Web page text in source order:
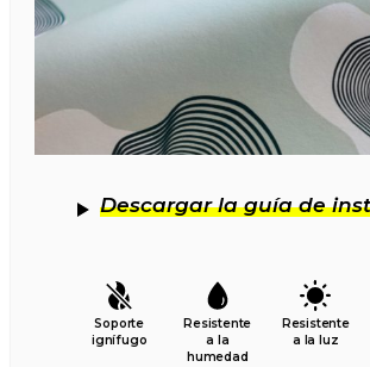
Descargar la guía de
Soporte
ignífugo
Resistente
a la
humedad
Resistente
a la luz